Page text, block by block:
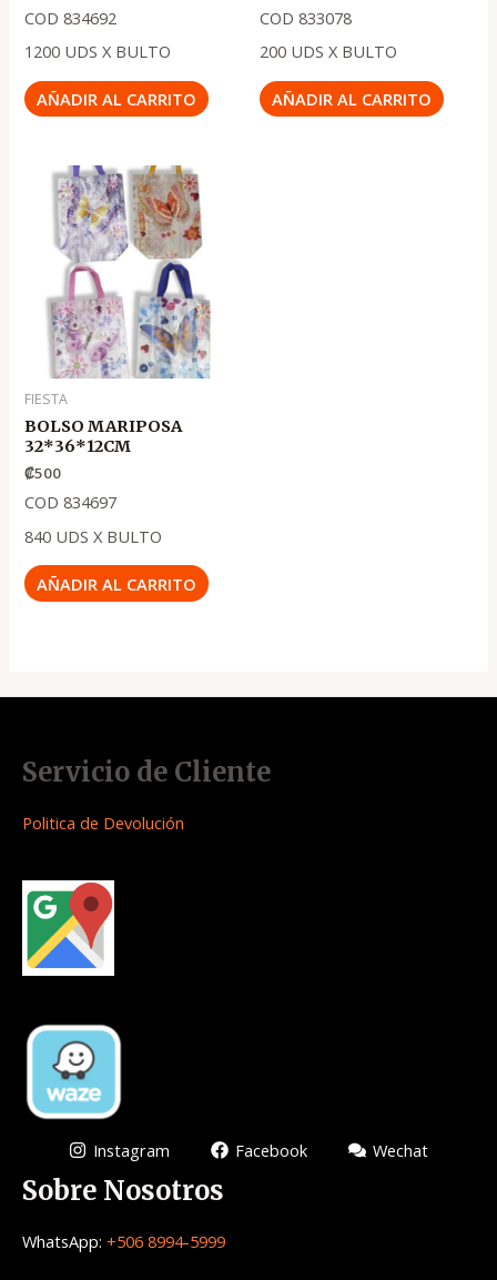
COD 834692
1200 UDS X BULTO
AÑADIR AL CARRITO
COD 833078
200 UDS X BULTO
AÑADIR AL CARRITO
FIESTA
BOLSO MARIPOSA
32*36*12CM
₡500
COD 834697
840 UDS X BULTO
AÑADIR AL CARRITO
Servicio de Cliente
Politica de Devolución
Instagram Facebook Wechat
Sobre Nosotros
WhatsApp: +506 8994-5999